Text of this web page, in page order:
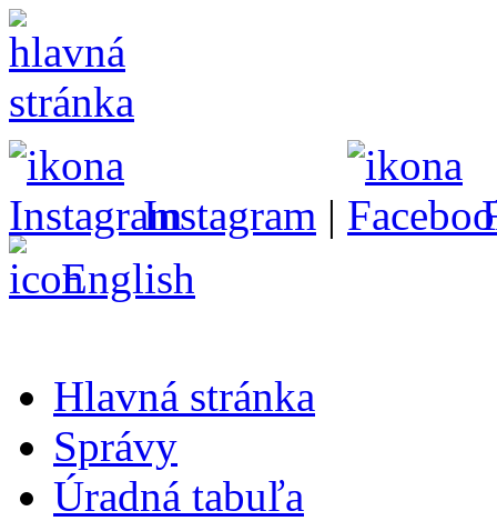
Instagram |
English
Hlavná stránka
Správy
Úradná tabuľa